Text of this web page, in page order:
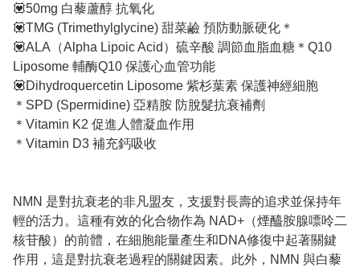
💟50mg 白藜蘆醇 抗氧化
💟TMG (Trimethylglycine) 甜菜鹼 預防動脈硬化＊
💟ALA（Alpha Lipoic Acid）硫辛酸 調節血脂血糖＊Q10
Liposome 輔酶Q10 保護心血管功能
💟Dihydroquercetin Liposome 紫杉葉素 保護神經細胞
＊SPD (Spermidine) 亞精胺 防脫髮抗衰補劑
＊Vitamin K2 促進人體凝血作用
＊Vitamin D3 補充鈣吸收
NMN 是對抗衰老的非凡盟友，支援對長壽的追求並保持年
輕的活力。這種有效的化合物作為 NAD+（煙醯胺腺嘌呤二
核苷酸）的前體，在細胞能量產生和DNA修復中起著關鍵
作用，這是對抗衰老過程的關鍵因素。此外，NMN 與白藜